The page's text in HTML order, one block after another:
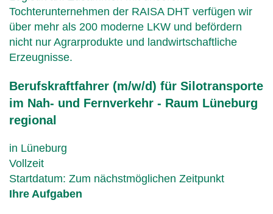
Tochterunternehmen der RAISA DHT verfügen wir
über mehr als 200 moderne LKW und befördern
nicht nur Agrarprodukte und landwirtschaftliche
Erzeugnisse.
Berufskraftfahrer (m/w/d) für Silotransporte
im Nah- und Fernverkehr - Raum Lüneburg
regional
in Lüneburg
Vollzeit
Startdatum: Zum nächstmöglichen Zeitpunkt
Ihre Aufgaben